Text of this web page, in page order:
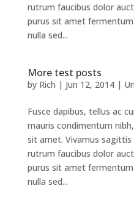
rutrum faucibus dolor
purus sit amet
nulla sed...
More test posts
by Rich | Jun 12, 2014|
Fusce dapibus, tellus ac
mauris condimentum
sit amet. Vivamus
rutrum faucibus dolor
purus sit amet
nulla sed...